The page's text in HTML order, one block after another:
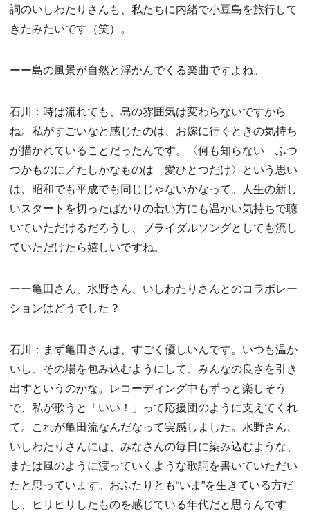
詞のいしわたりさんも、私たちに内緒で小豆島を旅行して
きたみたいです（笑）。
ーー島の風景が自然と浮かんでくる楽曲ですよね。
石川：時は流れても、島の雰囲気は変わらないですから
ね。私がすごいなと感じたのは、お嫁に行くときの気持ち
が描かれていることだったんです。〈何も知らない ふつ
つかものに／たしかなものは 愛ひとつだけ〉という思い
は、昭和でも平成でも同じじゃないかなって。人生の新し
いスタートを切ったばかりの若い方にも温かい気持ちで聴
いていただけるだろうし、ブライダルソングとしても流し
ていただけたら嬉しいですね。
ーー亀田さん、水野さん、いしわたりさんとのコラボレー
ションはどうでした？
石川：まず亀田さんは、すごく優しいんです。いつも温か
いし、その場を包み込むようにして、みんなの良さを引き
出すというのかな。レコーディング中もずっと楽しそう
で、私が歌うと「いい！」って応援団のように支えてくれ
て。これが亀田流なんだなって実感しました。水野さん、
いしわたりさんには、みなさんの毎日に染み込むような、
または風のように渡っていくような歌詞を書いていただい
たと思っています。おふたりとも“いま”を生きている方だ
し、ヒリヒリしたものを感じている年代だと思うんです